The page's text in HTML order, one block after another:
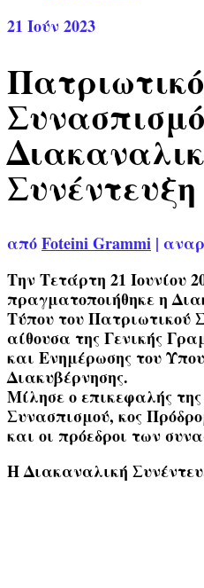
21 Ιούν 2023
απόFoteini Grammi |
Την Τετάρτη 21 Ιουνίου
πραγματοποιήθηκε η
Τύπου του Πατριωτικού
αίθουσα της Γενικής
και Ενημέρωσης του
Διακυβέρνησης.
Μίλησε ο επικεφαλής
Συνασπισμού, κος
και οι πρόεδροι των
Η Διακαναλική
21/06 στις
22/06 στις
22/06 στις